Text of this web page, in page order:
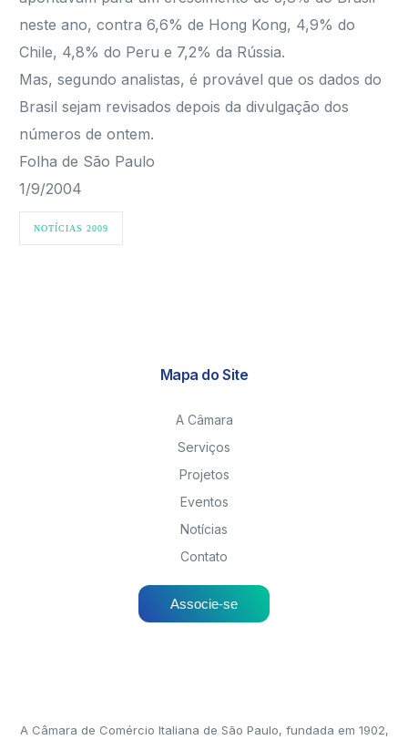
neste ano, contra 6,6% de Hong Kong, 4,9% do
Chile, 4,8% do Peru e 7,2% da Rússia.
Mas, segundo analistas, é provável que os dados do
Brasil sejam revisados depois da divulgação dos
números de ontem.
Folha de São Paulo
1/9/2004
NOTÍCIAS 2009
Mapa do Site
A Câmara
Serviços
Projetos
Eventos
Notícias
Contato
Associe-se
A Câmara de Comércio Italiana de São Paulo, fundada em 1902,